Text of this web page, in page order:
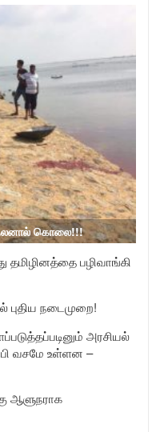
கொலை!!!
பழிவாங்கி
புதிய நடைமுறை!
அரசியல்
வசமே உள்ளன –
ஆளுநராக